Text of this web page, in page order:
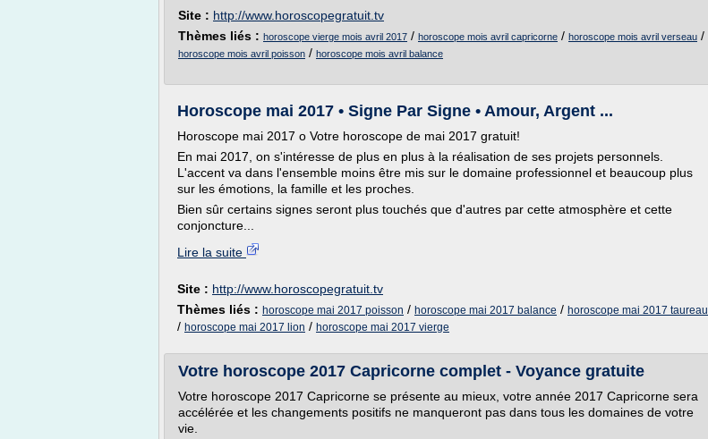
Site : http://www.horoscopegratuit.tv
Thèmes liés : horoscope vierge mois avril 2017 / horoscope mois avril capricorne / horoscope mois avril verseau /
horoscope mois avril poisson / horoscope mois avril balance
Horoscope mai 2017 • Signe Par Signe • Amour, Argent ...
Horoscope mai 2017 o Votre horoscope de mai 2017 gratuit!
En mai 2017, on s'intéresse de plus en plus à la réalisation de ses projets personnels.
L'accent va dans l'ensemble moins être mis sur le domaine professionnel et beaucoup plus
sur les émotions, la famille et les proches.
Bien sûr certains signes seront plus touchés que d'autres par cette atmosphère et cette
conjoncture...
Lire la suite
Site : http://www.horoscopegratuit.tv
Thèmes liés : horoscope mai 2017 poisson / horoscope mai 2017 balance / horoscope mai 2017 taureau
/ horoscope mai 2017 lion / horoscope mai 2017 vierge
Votre horoscope 2017 Capricorne complet - Voyance gratuite
Votre horoscope 2017 Capricorne se présente au mieux, votre année 2017 Capricorne sera
accélérée et les changements positifs ne manqueront pas dans tous les domaines de votre
vie.